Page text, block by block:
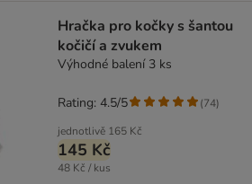
Hračka pro kočky s šantou
kočičí a zvukem
Výhodné balení 3 ks
jednotlivě 165 Kč
145 Kč
48 Kč / kus
Rating: 4.5/5 (74)